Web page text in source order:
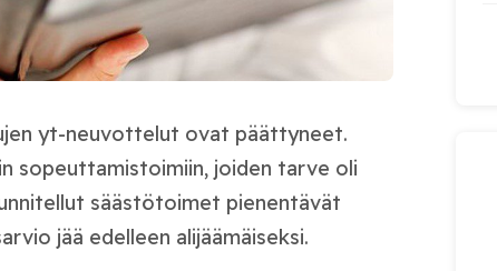
yt-neuvottelut ovat päättyneet.
sopeuttamistoimiin, joiden tarve oli
säästötoimet pienentävät
jää edelleen alijäämäiseksi.